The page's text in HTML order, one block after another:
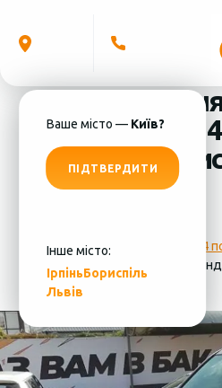
Ваше місто — Київ?
ПІДТВЕРДИТИ
Інше місто:
ІрпіньБориспіль
Львів
Lexus GX470
циліндрів)
- Lovato
Фотографії установки ГБО 4
Lexus GX470 4.7 2008 (8